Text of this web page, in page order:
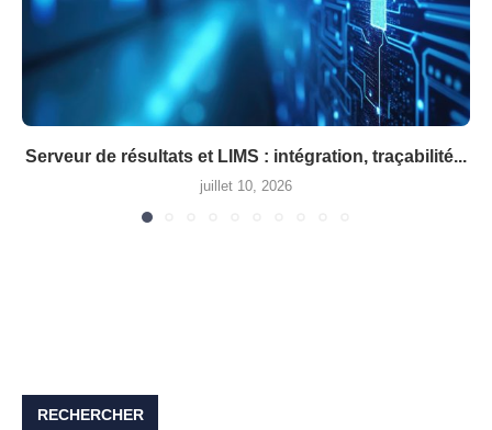
Serveur de résultats et LIMS : intégration, traçabilité...
juillet 10, 2026
RECHERCHER